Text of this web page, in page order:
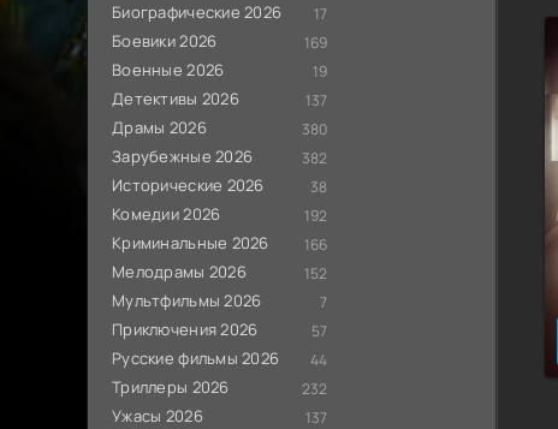
Биографические 2026 17
Боевики 2026 169
Военные 2026 19
Детективы 2026 137
Драмы 2026 380
Зарубежные 2026 382
Исторические 2026 38
Комедии 2026 192
Криминальные 2026 166
Мелодрамы 2026 152
Мультфильмы 2026 7
Приключения 2026 57
Русские фильмы 2026 44
Триллеры 2026 232
Ужасы 2026 137